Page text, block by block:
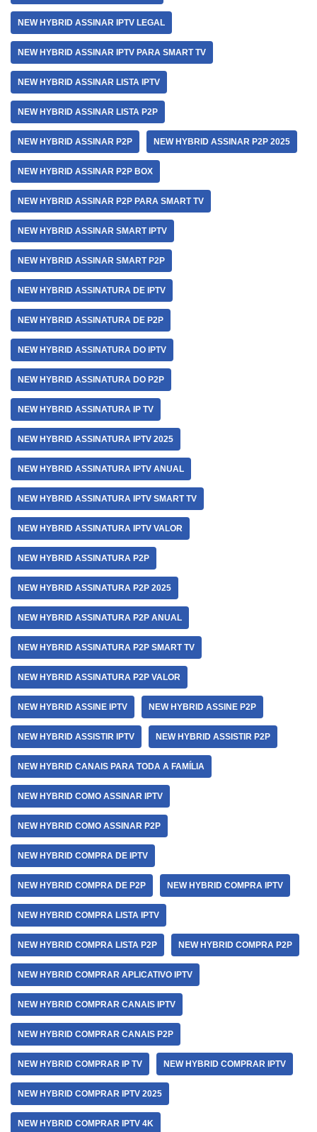
NEW HYBRID ASSINAR IPTV LEGAL
NEW HYBRID ASSINAR IPTV PARA SMART TV
NEW HYBRID ASSINAR LISTA IPTV
NEW HYBRID ASSINAR LISTA P2P
NEW HYBRID ASSINAR P2P NEW HYBRID ASSINAR P2P 2025
NEW HYBRID ASSINAR P2P BOX
NEW HYBRID ASSINAR P2P PARA SMART TV
NEW HYBRID ASSINAR SMART IPTV
NEW HYBRID ASSINAR SMART P2P
NEW HYBRID ASSINATURA DE IPTV
NEW HYBRID ASSINATURA DE P2P
NEW HYBRID ASSINATURA DO IPTV
NEW HYBRID ASSINATURA DO P2P
NEW HYBRID ASSINATURA IP TV
NEW HYBRID ASSINATURA IPTV 2025
NEW HYBRID ASSINATURA IPTV ANUAL
NEW HYBRID ASSINATURA IPTV SMART TV
NEW HYBRID ASSINATURA IPTV VALOR
NEW HYBRID ASSINATURA P2P
NEW HYBRID ASSINATURA P2P 2025
NEW HYBRID ASSINATURA P2P ANUAL
NEW HYBRID ASSINATURA P2P SMART TV
NEW HYBRID ASSINATURA P2P VALOR
NEW HYBRID ASSINE IPTV NEW HYBRID ASSINE P2P
NEW HYBRID ASSISTIR IPTV NEW HYBRID ASSISTIR P2P
NEW HYBRID CANAIS PARA TODA A FAMÍLIA
NEW HYBRID COMO ASSINAR IPTV
NEW HYBRID COMO ASSINAR P2P
NEW HYBRID COMPRA DE IPTV
NEW HYBRID COMPRA DE P2P NEW HYBRID COMPRA IPTV
NEW HYBRID COMPRA LISTA IPTV
NEW HYBRID COMPRA LISTA P2P NEW HYBRID COMPRA P2P
NEW HYBRID COMPRAR APLICATIVO IPTV
NEW HYBRID COMPRAR CANAIS IPTV
NEW HYBRID COMPRAR CANAIS P2P
NEW HYBRID COMPRAR IP TV NEW HYBRID COMPRAR IPTV
NEW HYBRID COMPRAR IPTV 2025
NEW HYBRID COMPRAR IPTV 4K